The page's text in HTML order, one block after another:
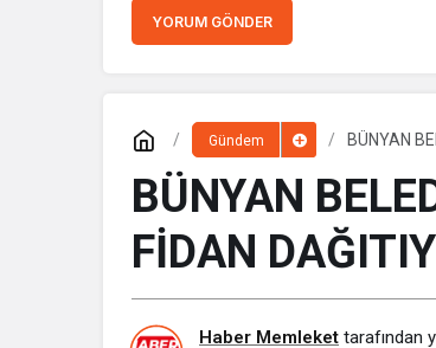
YORUM GÖNDER
Gündem BÜNYAN
BÜNYAN
FİDAN
Haber Memleket tarafından